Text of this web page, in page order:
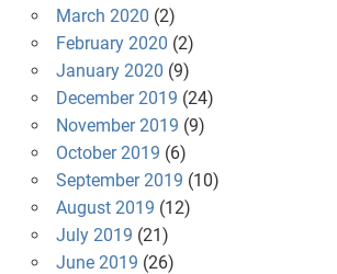
March 2020 (2)
February 2020 (2)
January 2020 (9)
December 2019 (24)
November 2019 (9)
October 2019 (6)
September 2019 (10)
August 2019 (12)
July 2019 (21)
June 2019 (26)